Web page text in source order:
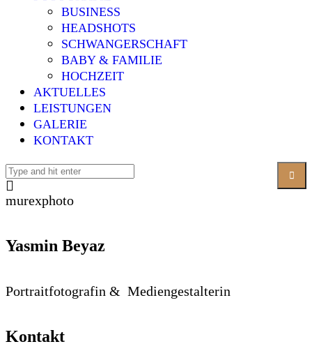
BUSINESS
HEADSHOTS
SCHWANGERSCHAFT
BABY & FAMILIE
HOCHZEIT
AKTUELLES
LEISTUNGEN
GALERIE
KONTAKT
murexphoto
Yasmin Beyaz
Portraitfotografin & Mediengestalterin
Kontakt